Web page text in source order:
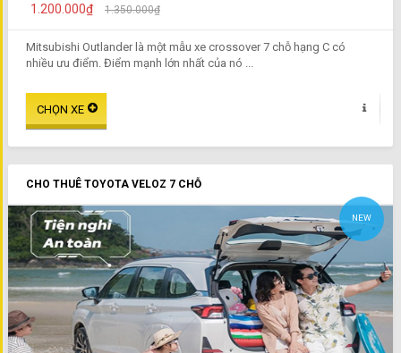
1.200.000₫ 1.350.000₫
Mitsubishi Outlander là một mẫu xe crossover 7 chỗ hạng C có
nhiều ưu điểm. Điểm mạnh lớn nhất của nó ...
CHO THUÊ TOYOTA VELOZ 7 CHỖ
NEW